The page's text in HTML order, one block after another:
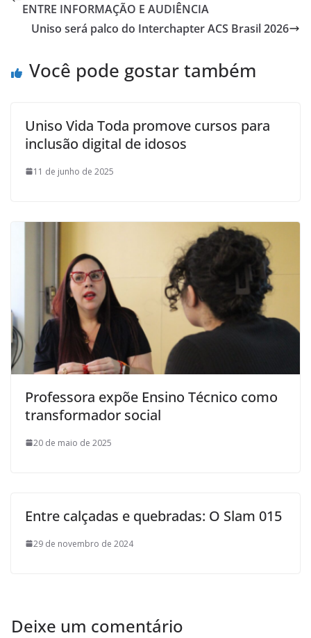
ENTRE INFORMAÇÃO E AUDIÊNCIA
Uniso será palco do Interchapter ACS Brasil 2026
Você pode gostar também
Uniso Vida Toda promove cursos para
inclusão digital de idosos
11 de junho de 2025
Professora expõe Ensino Técnico como
transformador social
20 de maio de 2025
Entre calçadas e quebradas: O Slam 015
29 de novembro de 2024
Deixe um comentário